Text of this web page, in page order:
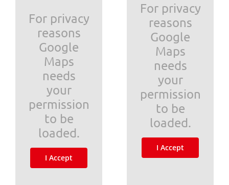
For privacy
reasons
Google
Maps
needs
your
permission
to be
loaded.
I Accept
For privacy
reasons
Google
Maps
needs
your
permission
to be
loaded.
I Accept